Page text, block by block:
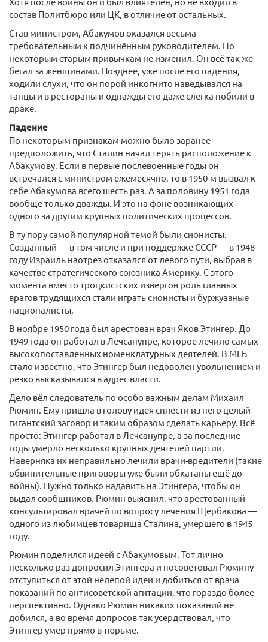
состав Политбюро или ЦК, в отличие от остальных.
Став министром, Абакумов оказался весьма
требовательным к подчинённым руководителем. Но
некоторым старым привычкам не изменил. Он всё так же
бегал за женщинами. Позднее, уже после его падения,
ходили слухи, что он порой инкогнито наведывался на
танцы и в рестораны и однажды его даже слегка побили в
драке.
Падение
По некоторым признакам можно было заранее
предположить, что Сталин начал терять расположение к
Абакумову. Если в первые послевоенные годы он
встречался с министром ежемесячно, то в 1950-м вызвал к
себе Абакумова всего шесть раз. А за половину 1951 года
вообще только дважды. И это на фоне возникающих
одного за другим крупных политических процессов.
В ту пору самой популярной темой были сионисты.
Созданный — в том числе и при поддержке СССР — в 1948
году Израиль наотрез отказался от левого пути, выбрав в
качестве стратегического союзника Америку. С этого
момента вместо троцкистских извергов роль главных
врагов трудящихся стали играть сионисты и буржуазные
националисты.
В ноябре 1950 года был арестован врач Яков Этингер. До
1949 года он работал в Лечсанупре, которое лечило самых
высокопоставленных номенклатурных деятелей. В МГБ
стало известно, что Этингер был недоволен увольнением и
резко высказывался в адрес власти.
Дело вёл следователь по особо важным делам Михаил
Рюмин. Ему пришла в голову идея сплести из него целый
гигантский заговор и таким образом сделать карьеру. Всё
просто: Этингер работал в Лечсанупре, а за последние
годы умерло несколько крупных деятелей партии.
Наверняка их неправильно лечили врачи-вредители (такие
обвинительные приговоры уже были обкатаны ещё до
войны). Нужно только надавить на Этингера, чтобы он
выдал сообщников. Рюмин выяснил, что арестованный
консультировал врачей по вопросу лечения Щербакова —
одного из любимцев товарища Сталина, умершего в 1945
году.
Рюмин поделился идеей с Абакумовым. Тот лично
несколько раз допросил Этингера и посоветовал Рюмину
отступиться от этой нелепой идеи и добиться от врача
показаний по антисоветской агитации, что гораздо более
перспективно. Однако Рюмин никаких показаний не
добился, а во время допросов так усердствовал, что
Этингер умер прямо в тюрьме.